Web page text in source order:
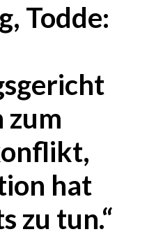
Todde:
zum
hat
zu tun.“